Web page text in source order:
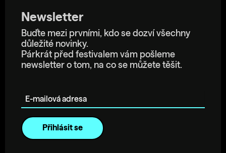
Newsletter
Buďte mezi prvními, kdo se dozví všechny
důležité novinky.
Párkrát před festivalem vám pošleme
newsletter o tom, na co se můžete těšit.